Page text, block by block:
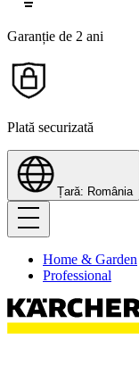
Garanție de 2 ani
Plată securizată
Țară: România
Home & Garden
Professional